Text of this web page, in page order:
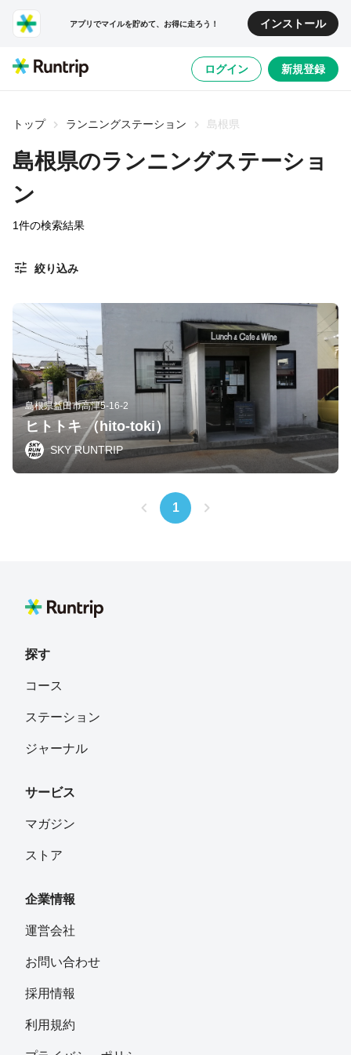
アプリでマイルを貯めて、お得に走ろう！ インストール
ログイン 新規登録
トップ ランニングステーション 島根県
島根県のランニングステーショ
ン
1件の検索結果
絞り込み
島根県益田市高津5-16-2
ヒトトキ （hito-toki）
SKY RUNTRIP
1
探す
コース
ステーション
ジャーナル
サービス
マガジン
ストア
企業情報
運営会社
お問い合わせ
採用情報
利用規約